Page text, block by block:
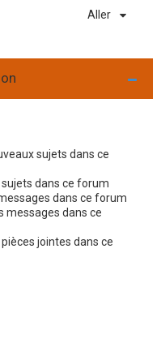
Aller
sujets dans ce
dans ce forum
dans ce forum
messages dans ce
jointes dans ce